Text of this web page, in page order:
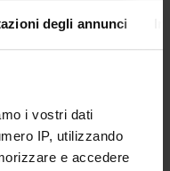
degli annunci
i vostri dati
IP, utilizzando
e accedere